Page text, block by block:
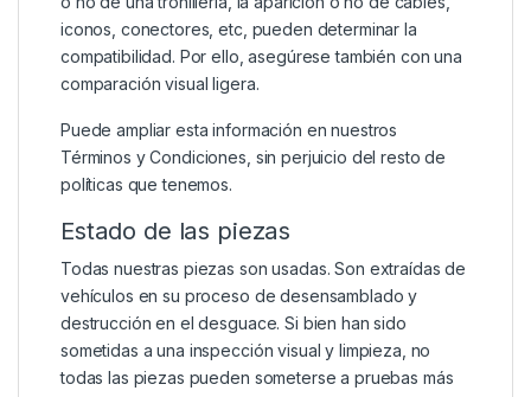
iconos, conectores, etc, pueden determinar la
compatibilidad. Por ello, asegúrese también con una
comparación visual ligera.
Puede ampliar esta información en nuestros
Términos y Condiciones , sin perjuicio del resto de
políticas que tenemos.
Estado de las piezas
Todas nuestras piezas son usadas. Son extraídas de
vehículos en su proceso de desensamblado y
destrucción en el desguace. Si bien han sido
sometidas a una inspección visual y limpieza, no
todas las piezas pueden someterse a pruebas más